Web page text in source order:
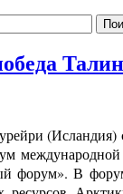
форум». В